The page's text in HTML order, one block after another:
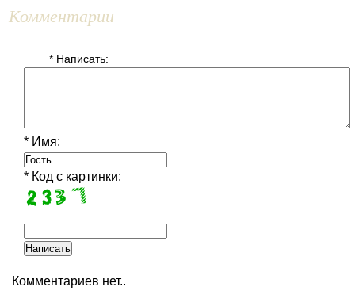
Комментарии
* Написать:
* Имя:
* Код с картинки:
Комментариев нет..